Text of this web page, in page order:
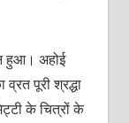
हुआ। अहोई
पूरी श्रद्धा
के चित्रों के